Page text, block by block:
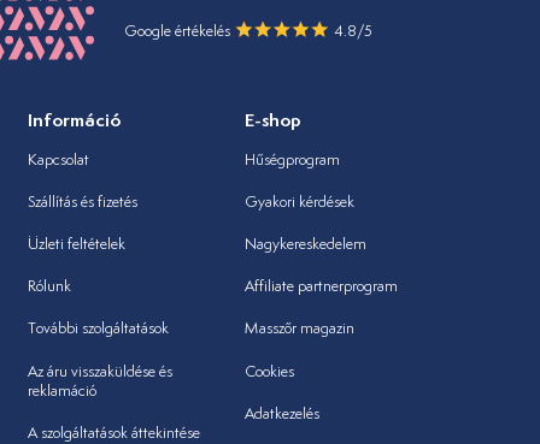
Google értékelés 4.8/5
Információ
Kapcsolat
Szállítás és fizetés
Üzleti feltételek
Rólunk
További szolgáltatások
Az áru visszaküldése és
reklamáció
A szolgáltatások áttekintése
E-shop
Hűségprogram
Gyakori kérdések
Nagykereskedelem
Affiliate partnerprogram
Masszőr magazin
Cookies
Adatkezelés